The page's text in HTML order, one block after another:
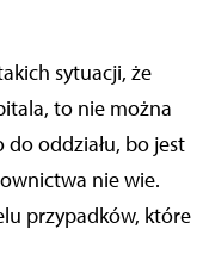
sytuacji, że
to nie można
oddziału, bo jest
nie wie.
przypadków, które